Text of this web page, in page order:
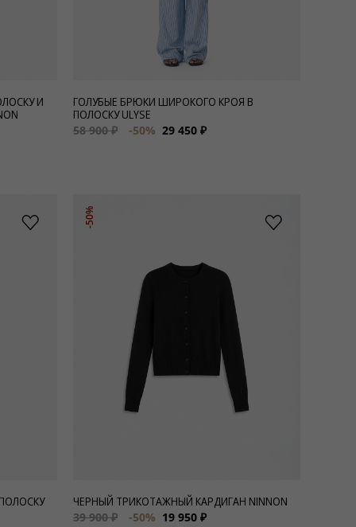
И
ГОЛУБЫЕ БРЮКИ ШИРОКОГО КРОЯ В
ПОЛОСКУ ULYSE
58 900 ₽
-50% 29 450 ₽
-50%
ЧЕРНЫЙ ТРИКОТАЖНЫЙ КАРДИГАН NINNON
39 900 ₽
-50% 19 950 ₽